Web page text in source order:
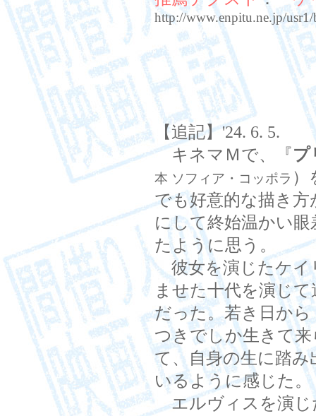
http://www.enpitu.ne.jp/
【追記】'24. 6. 5.
キネマＭで、『プ
本 ソフィア・コッポラ ）
でも好意的な描き
にして終始温かい
たように思う。
彼女を演じたケイ
ませた十代を演じ
だった。若き日か
つきでしか生きて
て、自身の生に踏
いるように感じた。
エルヴィスを演じ